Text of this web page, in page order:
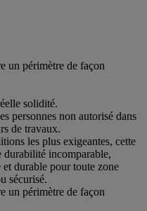
un périmètre de façon
solidité.
personnes non autorisé dans
de travaux.
les plus exigeantes, cette
incomparable,
durable pour toute zone
sécurisé.
un périmètre de façon